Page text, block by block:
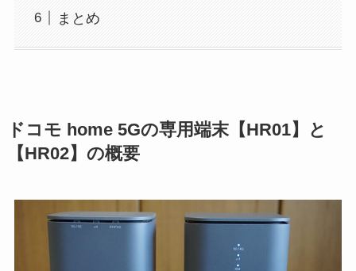
まとめ
ドコモ home 5Gの専用端末【HR01】と
【HR02】の概要